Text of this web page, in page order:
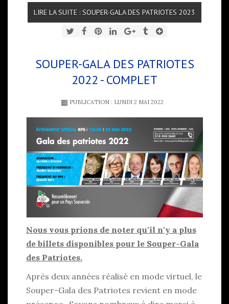
LIRE LA SUITE : SOUPER-GALA DES PATRIOTES 2023
SOUPER-GALA DES PATRIOTES
2022 - COMPLET
PUBLICATION : LUNDI 2 MAI 2022
Nous vous prions de noter qu'il n'y a plus
de billets disponibles pour le Souper-Gala
des Patriotes.
Après deux années réalisé en mode virtuel, le
Souper-Gala des Patriotes revient en mode